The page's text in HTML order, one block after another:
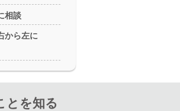
相談
から左に
とを知る